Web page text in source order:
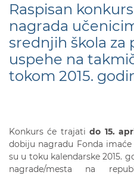
Raspisan
nagrada
srednjih škola za
uspehe na
tokom 2015.
Konkurs će trajatido 15.
dobiju nagradu Fonda
su u toku kalendarske 2015.
nagrade/mesta na